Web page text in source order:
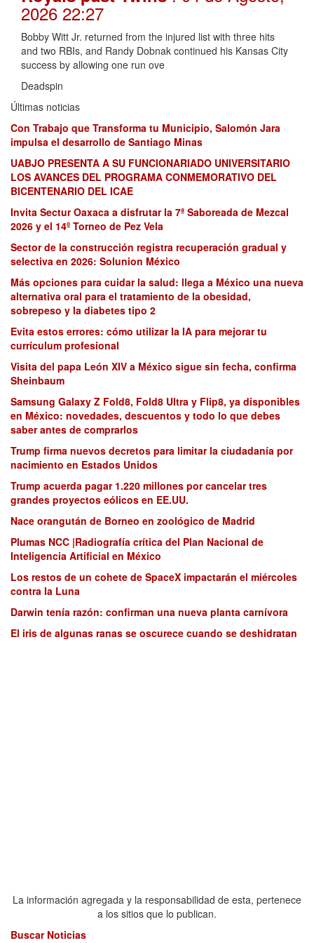
2026 22:27
Bobby Witt Jr. returned from the injured list with three hits
and two RBIs, and Randy Dobnak continued his Kansas City
success by allowing one run ove
Deadspin
Últimas noticias
Con Trabajo que Transforma tu Municipio, Salomón Jara
impulsa el desarrollo de Santiago Minas
UABJO PRESENTA A SU FUNCIONARIADO UNIVERSITARIO
LOS AVANCES DEL PROGRAMA CONMEMORATIVO DEL
BICENTENARIO DEL ICAE
Invita Sectur Oaxaca a disfrutar la 7ª Saboreada de Mezcal
2026 y el 14º Torneo de Pez Vela
Sector de la construcción registra recuperación gradual y
selectiva en 2026: Solunion México
Más opciones para cuidar la salud: llega a México una nueva
alternativa oral para el tratamiento de la obesidad,
sobrepeso y la diabetes tipo 2
Evita estos errores: cómo utilizar la IA para mejorar tu
currículum profesional
Visita del papa León XIV a México sigue sin fecha, confirma
Sheinbaum
Samsung Galaxy Z Fold8, Fold8 Ultra y Flip8, ya disponibles
en México: novedades, descuentos y todo lo que debes
saber antes de comprarlos
Trump firma nuevos decretos para limitar la ciudadanía por
nacimiento en Estados Unidos
Trump acuerda pagar 1.220 millones por cancelar tres
grandes proyectos eólicos en EE.UU.
Nace orangután de Borneo en zoológico de Madrid
Plumas NCC |Radiografía crítica del Plan Nacional de
Inteligencia Artificial en México
Los restos de un cohete de SpaceX impactarán el miércoles
contra la Luna
Darwin tenía razón: confirman una nueva planta carnívora
El iris de algunas ranas se oscurece cuando se deshidratan
La información agregada y la responsabilidad de esta, pertenece
a los sitios que lo publican.
Buscar Noticias